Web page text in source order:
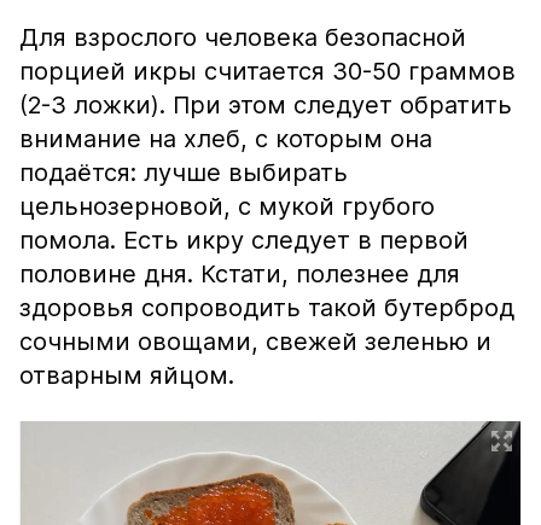
Для взрослого человека безопасной
порцией икры считается 30-50 граммов
(2-3 ложки). При этом следует обратить
внимание на хлеб, с которым она
подаётся: лучше выбирать
цельнозерновой, с мукой грубого
помола. Есть икру следует в первой
половине дня. Кстати, полезнее для
здоровья сопроводить такой бутерброд
сочными овощами, свежей зеленью и
отварным яйцом.